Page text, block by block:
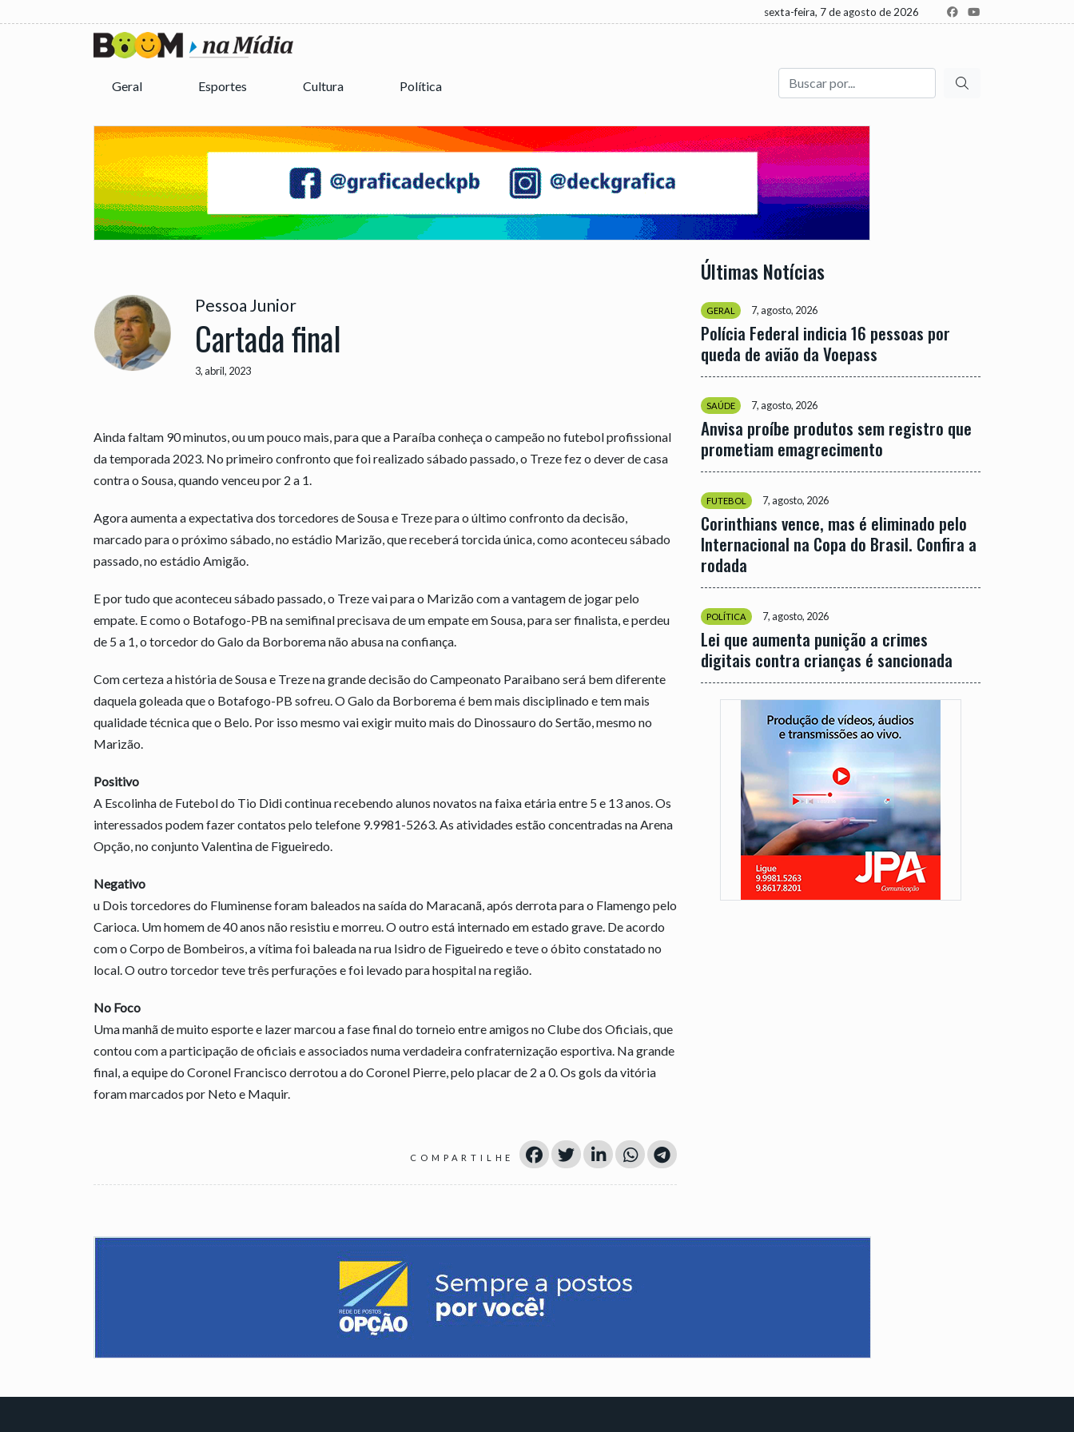
sexta-feira, 7 de agosto de 2026
Geral Esportes Cultura Política
Buscar
Pessoa Junior
Cartada final
3, abril, 2023
Ainda faltam 90 minutos, ou um pouco mais, para que a Paraíba conheça o campeão no futebol profissional
da temporada 2023. No primeiro confronto que foi realizado sábado passado, o Treze fez o dever de casa
contra o Sousa, quando venceu por 2 a 1.
Agora aumenta a expectativa dos torcedores de Sousa e Treze para o último confronto da decisão,
marcado para o próximo sábado, no estádio Marizão, que receberá torcida única, como aconteceu sábado
passado, no estádio Amigão.
E por tudo que aconteceu sábado passado, o Treze vai para o Marizão com a vantagem de jogar pelo
empate. E como o Botafogo-PB na semifinal precisava de um empate em Sousa, para ser finalista, e perdeu
de 5 a 1, o torcedor do Galo da Borborema não abusa na confiança.
Com certeza a história de Sousa e Treze na grande decisão do Campeonato Paraibano será bem diferente
daquela goleada que o Botafogo-PB sofreu. O Galo da Borborema é bem mais disciplinado e tem mais
qualidade técnica que o Belo. Por isso mesmo vai exigir muito mais do Dinossauro do Sertão, mesmo no
Marizão.
Positivo
A Escolinha de Futebol do Tio Didi continua recebendo alunos novatos na faixa etária entre 5 e 13 anos. Os
interessados podem fazer contatos pelo telefone 9.9981-5263. As atividades estão concentradas na Arena
Opção, no conjunto Valentina de Figueiredo.
Negativo
u Dois torcedores do Fluminense foram baleados na saída do Maracanã, após derrota para o Flamengo pelo
Carioca. Um homem de 40 anos não resistiu e morreu. O outro está internado em estado grave. De acordo
com o Corpo de Bombeiros, a vítima foi baleada na rua Isidro de Figueiredo e teve o óbito constatado no
local. O outro torcedor teve três perfurações e foi levado para hospital na região.
No Foco
Uma manhã de muito esporte e lazer marcou a fase final do torneio entre amigos no Clube dos Oficiais, que
contou com a participação de oficiais e associados numa verdadeira confraternização esportiva. Na grande
final, a equipe do Coronel Francisco derrotou a do Coronel Pierre, pelo placar de 2 a 0. Os gols da vitória
foram marcados por Neto e Maquir.
COMPARTILHE
Últimas Notícias
GERAL 7, agosto, 2026
Polícia Federal indicia 16 pessoas por
queda de avião da Voepass
SAÚDE 7, agosto, 2026
Anvisa proíbe produtos sem registro que
prometiam emagrecimento
FUTEBOL 7, agosto, 2026
Corinthians vence, mas é eliminado pelo
Internacional na Copa do Brasil. Confira a
rodada
POLÍTICA 7, agosto, 2026
Lei que aumenta punição a crimes
digitais contra crianças é sancionada